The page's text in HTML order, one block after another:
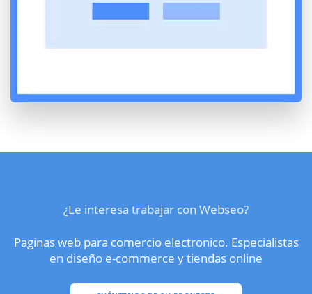
¿Le interesa trabajar con Webseo?
Paginas web para comercio electronico. Especialistas
en diseño e-commerce y tiendas online